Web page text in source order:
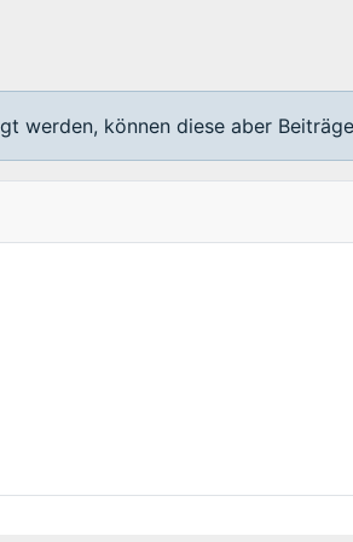
werden, können diese aber